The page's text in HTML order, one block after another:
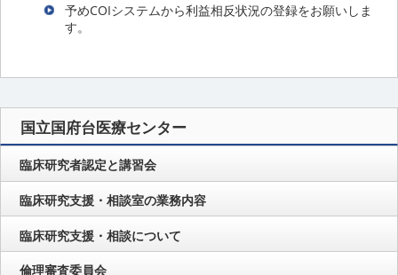
予めCOIシステムから利益相反状況の登録をお願いしま
す。
国立国府台医療センター
臨床研究者認定と講習会
臨床研究支援・相談室の業務内容
臨床研究支援・相談について
倫理審査委員会